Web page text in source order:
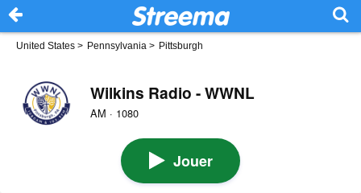
United States > Pennsylvania > Pittsburgh
Wilkins Radio - WWNL
AM · 1080
Jouer